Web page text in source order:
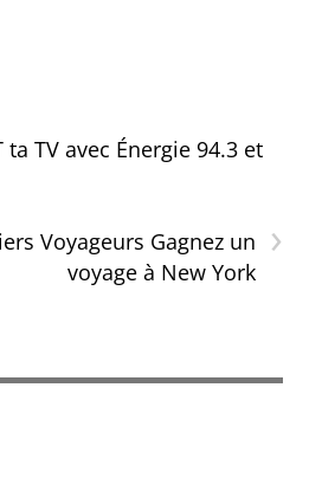
ta TV avec Énergie 94.3 et
›
Voyageurs Gagnez un
voyage à New York